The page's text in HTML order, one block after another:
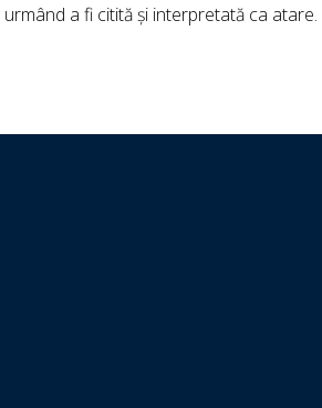
a fi citită și interpretată ca atare.